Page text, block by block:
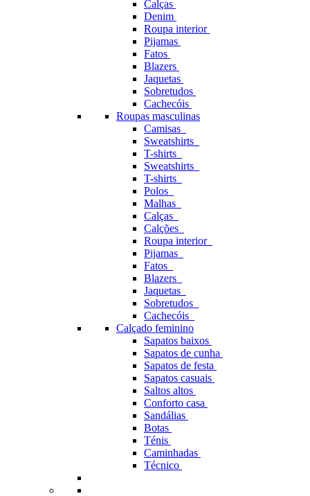
Calças
Denim
Roupa interior
Pijamas
Fatos
Blazers
Jaquetas
Sobretudos
Cachecóis
Roupas masculinas
Camisas
Sweatshirts
T-shirts
Sweatshirts
T-shirts
Polos
Malhas
Calças
Calções
Roupa interior
Pijamas
Fatos
Blazers
Jaquetas
Sobretudos
Cachecóis
Calçado feminino
Sapatos baixos
Sapatos de cunha
Sapatos de festa
Sapatos casuais
Saltos altos
Conforto casa
Sandálias
Botas
Ténis
Caminhadas
Técnico